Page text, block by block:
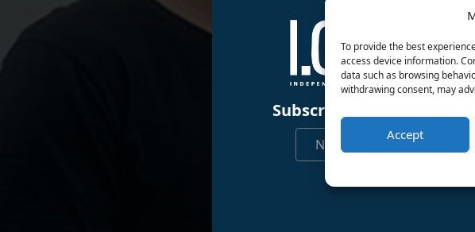
To provide the best
access device information.
data such as browsing
withdrawing consent, may
Accept
Subscribe for newsletter!
Nicht mehr zeigen!